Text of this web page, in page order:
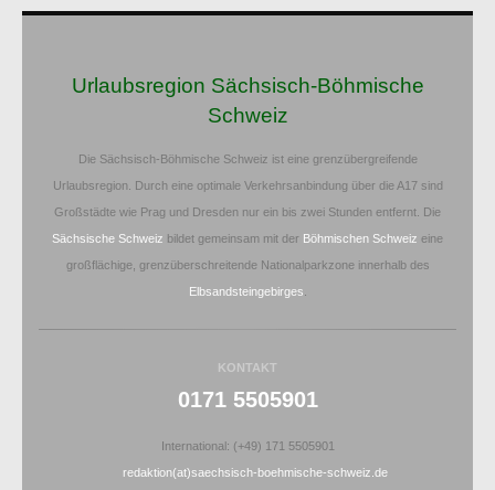
Urlaubsregion Sächsisch-Böhmische
Schweiz
Die Sächsisch-Böhmische Schweiz ist eine grenzübergreifende
Urlaubsregion. Durch eine optimale Verkehrsanbindung über die A17 sind
Großstädte wie Prag und Dresden nur ein bis zwei Stunden entfernt. Die
Sächsische Schweiz bildet gemeinsam mit der Böhmischen Schweiz eine
großflächige, grenzüberschreitende Nationalparkzone innerhalb des
Elbsandsteingebirges
KONTAKT
0171 5505901
International: (+49) 171 5505901
redaktion(at)saechsisch-boehmische-schweiz.de